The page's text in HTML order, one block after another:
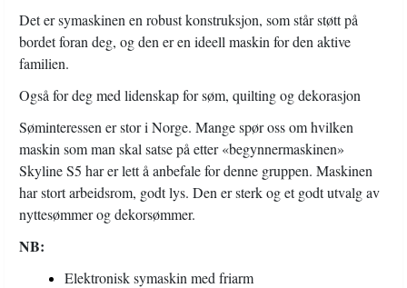
Det er symaskinen en robust konstruksjon, som står støtt på
bordet foran deg, og den er en ideell maskin for den aktive
familien.
Også for deg med lidenskap for søm, quilting og dekorasjon
Søminteressen er stor i Norge. Mange spør oss om hvilken
maskin som man skal satse på etter «begynnermaskinen»
Skyline S5 har er lett å anbefale for denne gruppen. Maskinen
har stort arbeidsrom, godt lys. Den er sterk og et godt utvalg av
nyttesømmer og dekorsømmer.
NB:
Elektronisk symaskin med friarm